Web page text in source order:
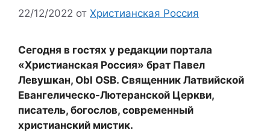
22/12/2022 от Христианская Россия
Сегодня в гостях у редакции портала
«Христианская Россия» брат Павел
Левушкан, Obl OSB. Священник Латвийской
Евангелическо-Лютеранской Церкви,
писатель, богослов, современный
христианский мистик.